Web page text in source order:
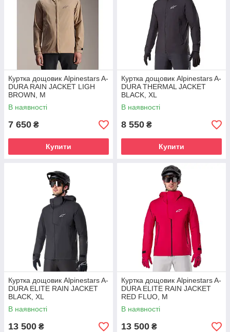
Куртка дощовик Alpinestars A-
DURA RAIN JACKET LIGH
BROWN, M
В наявності
7 650 ₴
Купити
Куртка дощовик Alpinestars A-
DURA THERMAL JACKET
BLACK, XL
В наявності
8 550 ₴
Купити
Куртка дощовик Alpinestars A-
DURA ELITE RAIN JACKET
BLACK, XL
В наявності
13 500 ₴
Куртка дощовик Alpinestars A-
DURA ELITE RAIN JACKET
RED FLUO, M
В наявності
13 500 ₴